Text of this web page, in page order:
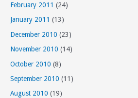
February 2011 (24)
January 2011 (13)
December 2010 (23)
November 2010 (14)
October 2010 (8)
September 2010 (11)
August 2010 (19)